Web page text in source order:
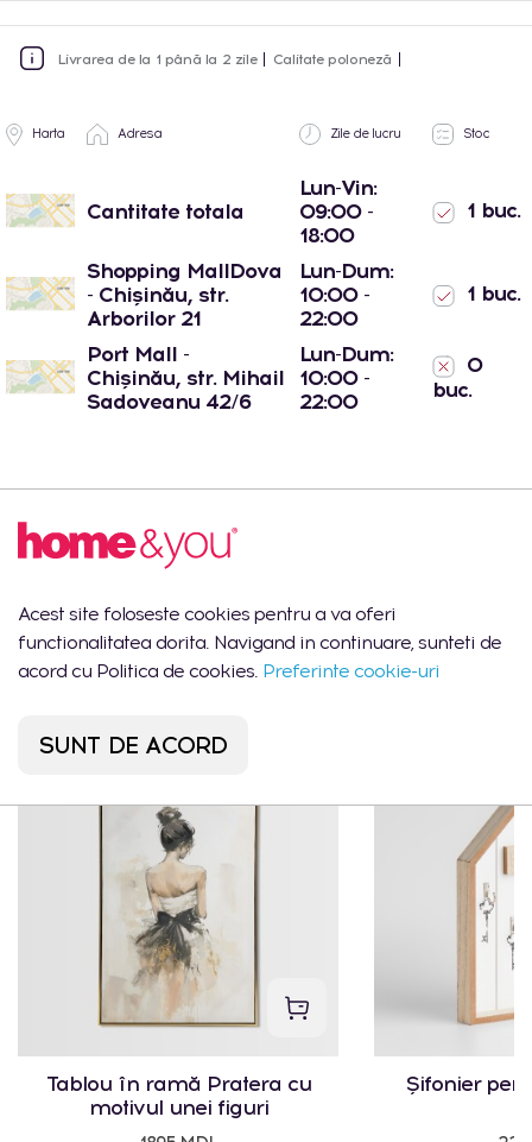
Livrarea de la 1 până la 2 zile Calitate poloneză
Harta Adresa Zile de lucru Stoc
Cantitate totala
Lun-Vin:
09:00 -
18:00
1 buc.
Shopping MallDova
- Chișinău, str.
Arborilor 21
Lun-Dum:
10:00 -
22:00
1 buc.
Port Mall -
Chișinău, str. Mihail
Sadoveanu 42/6
Lun-Dum:
10:00 -
22:00
0
buc.
Descrierea produsului
Ar putea să îți placă
Tablou în ramă Pratera cu
motivul unei figuri
Șifonier
Acest site foloseste cookies pentru a va oferi
functionalitatea dorita. Navigand in continuare, sunteti de
acord cu Politica de cookies. Preferinte cookie-uri
SUNT DE ACORD